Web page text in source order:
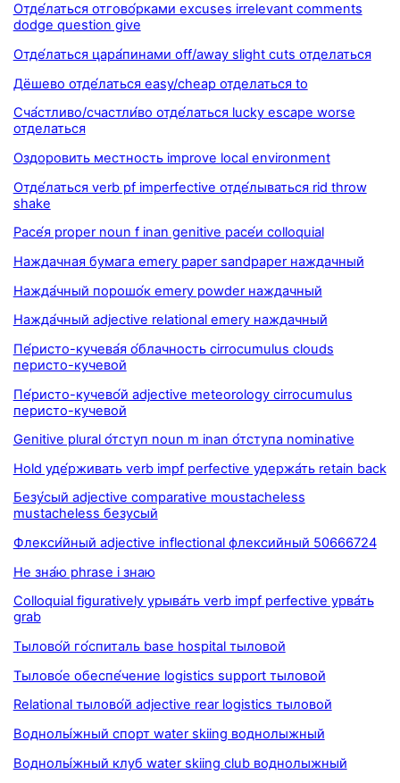
Отде́латься отгово́рками excuses irrelevant comments
dodge question give
Отде́латься цара́пинами off/away slight cuts отделаться
Дёшево отде́латься easy/cheap отделаться to
Сча́стливо/счастли́во отде́латься lucky escape worse
отделаться
Оздоровить местность improve local environment
Отде́латься verb pf imperfective отде́лываться rid throw
shake
Расе́я proper noun f inan genitive расе́и colloquial
Наждачная бумага emery paper sandpaper наждачный
Нажда́чный порошо́к emery powder наждачный
Нажда́чный adjective relational emery наждачный
Пе́ристо-кучева́я о́блачность cirrocumulus clouds
перисто-кучевой
Пе́ристо-кучево́й adjective meteorology cirrocumulus
перисто-кучевой
Genitive plural о́тступ noun m inan о́тступа nominative
Hold уде́рживать verb impf perfective удержа́ть retain back
Безу́сый adjective comparative moustacheless
mustacheless безусый
Флекси́йный adjective inflectional флексийный 50666724
Не зна́ю phrase i знаю
Colloquial figuratively урыва́ть verb impf perfective урва́ть
grab
Тылово́й го́спиталь base hospital тыловой
Тылово́е обеспе́чение logistics support тыловой
Relational тылово́й adjective rear logistics тыловой
Воднолы́жный спорт water skiing воднолыжный
Воднолы́жный клуб water skiing club воднолыжный